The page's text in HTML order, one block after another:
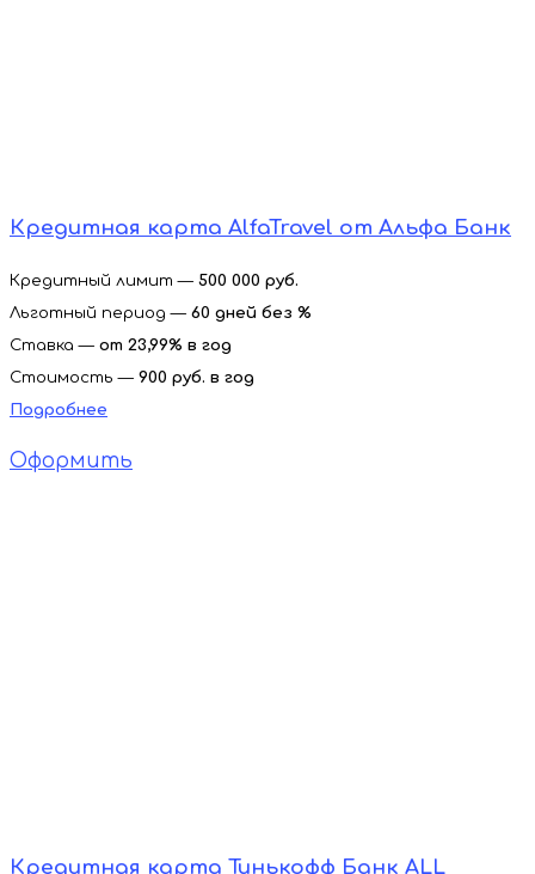
Кредитная карта AlfaTravel от Альфа Банк
Кредитный лимит — 500 000 руб.
Льготный период — 60 дней без %
Ставка — от 23,99% в год
Стоимость — 900 руб. в год
Подробнее
Оформить
Кредитная карта Тинькофф Банк ALL